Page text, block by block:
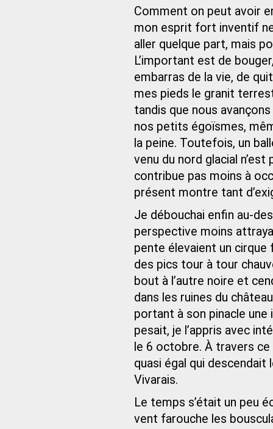
Comment on peut avoir
mon esprit fort inventif
aller quelque part, mais
L’important est de
embarras de la vie, de
mes pieds le granit
tandis que nous
nos petits égoïsmes,
la peine. Toutefois, un
venu du nord glacial
contribue pas moins à
présent montre tant
Je débouchai enfin au-
perspective moins
pente élevaient un
des pics tour à tour
bout à l’autre noire et
dans les ruines du
portant à son pinacle
pesait, je l’appris avec
le 6 octobre. À travers
quasi égal qui descendait
Vivarais.
Le temps s’était un peu
vent farouche les